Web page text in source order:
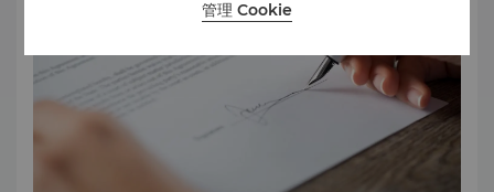
管理 Cookie